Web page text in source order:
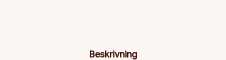
Beskrivning